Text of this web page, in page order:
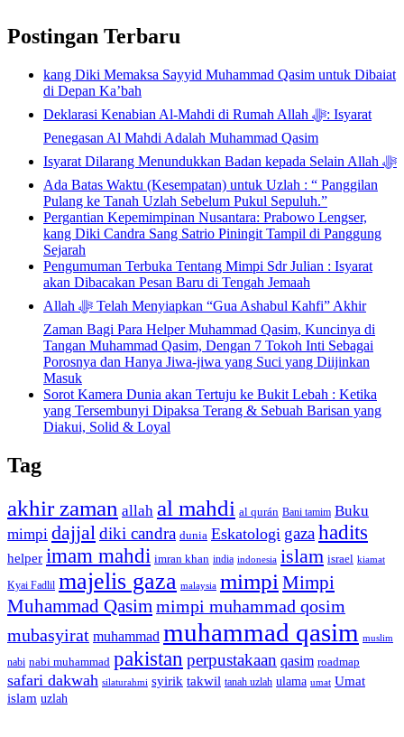
Postingan Terbaru
kang Diki Memaksa Sayyid Muhammad Qasim untuk Dibaiat
di Depan Ka’bah
Deklarasi Kenabian Al-Mahdi di Rumah Allah ﷻ: Isyarat
Penegasan Al Mahdi Adalah Muhammad Qasim
Isyarat Dilarang Menundukkan Badan kepada Selain Allah ﷻ
Ada Batas Waktu (Kesempatan) untuk Uzlah : “ Panggilan
Pulang ke Tanah Uzlah Sebelum Pukul Sepuluh.”
Pergantian Kepemimpinan Nusantara: Prabowo Lengser,
kang Diki Candra Sang Satrio Piningit Tampil di Panggung
Sejarah
Pengumuman Terbuka Tentang Mimpi Sdr Julian : Isyarat
akan Dibacakan Pesan Baru di Tengah Jemaah
Allah ﷻ Telah Menyiapkan “Gua Ashabul Kahfi” Akhir
Zaman Bagi Para Helper Muhammad Qasim, Kuncinya di
Tangan Muhammad Qasim, Dengan 7 Tokoh Inti Sebagai
Porosnya dan Hanya Jiwa-jiwa yang Suci yang Diijinkan
Masuk
Sorot Kamera Dunia akan Tertuju ke Bukit Lebah : Ketika
yang Tersembunyi Dipaksa Terang & Sebuah Barisan yang
Diakui, Solid & Loyal
Tag
akhir zaman allah al mahdi al qurán Bani tamim Buku
mimpi dajjal diki candra dunia Eskatologi gazahadits
helper imam mahdi imran khan india indonesia islam israel kiamat
Kyai Fadlil majelis gaza malaysia mimpi Mimpi
Muhammad Qasim mimpi muhammad qosim
mubasyirat muhammad muhammad qasim muslim
nabi nabi muhammad pakistan perpustakaan qasim roadmap
safari dakwah silaturahmi syirik takwil tanah uzlah ulama umat Umat
islam uzlah